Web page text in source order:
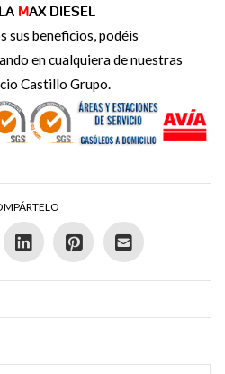
MAX DIESEL
sus beneficios, podéis
en cualquiera de nuestras
Castillo Grupo.